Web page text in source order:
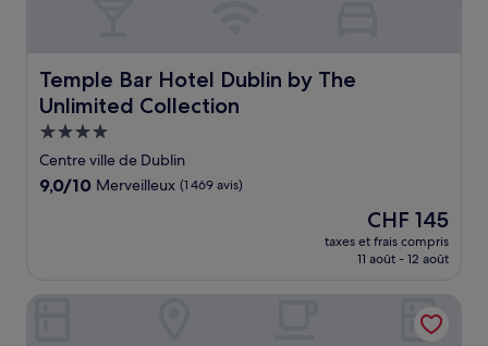
Temple Bar Hotel Dublin by The
Unlimited Collection
Temple Bar Hotel Dublin by The Unlimited Collection
Hébergement
4.0 étoiles
Centre ville de Dublin
9.0
9,0/10 Merveilleux (1 469 avis)
Le
nouveau
prix
CHF 145
CHF 145
taxes et frais compris
11 août - 12 août